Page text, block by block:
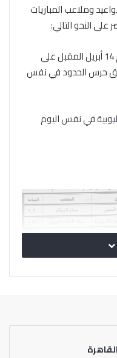
وملاعب المباريات
ويواجه النادي الأهلي فريق النصر يوم 14 أبريل المقبل على
حرس الحدود في نفس
في نفس اليوم